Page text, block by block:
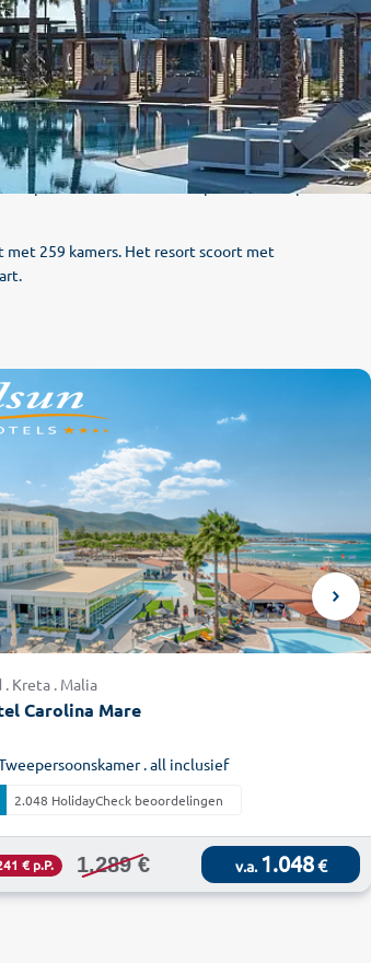
op Rhodos breiden sinds april 2026 het portfolio
259 kamers. Het resort scoort met
. Kreta . Malia
Carolina Mare
. all inclusief
2.048 HolidayCheck beoordelingen
1.289 €
€ p.P. v.a. 1.048€